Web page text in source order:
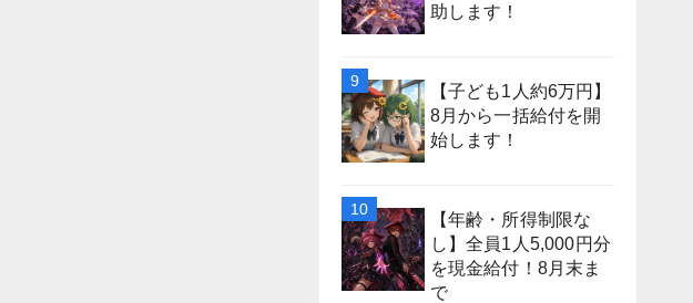
助します！
【子ども1人約6万円】
8月から一括給付を開
始します！
【年齢・所得制限な
し】全員1人5,000円分
を現金給付！8月末ま
で